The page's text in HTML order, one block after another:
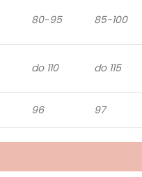
80-95 85-100
do 110 do 115
96 97